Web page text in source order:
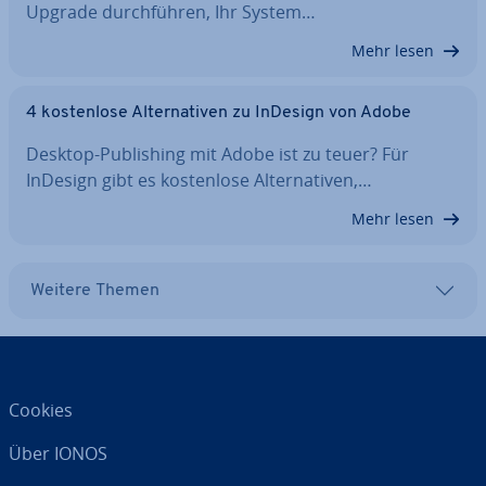
Upgrade durch­füh­ren, Ihr System…
Mehr lesen
4 kos­ten­lo­se Al­ter­na­ti­ven zu InDesign von Adobe
Desktop-Pu­bli­shing mit Adobe ist zu teuer? Für
InDesign gibt es kos­ten­lo­se Al­ter­na­ti­ven,…
Mehr lesen
Weitere Themen
Cookies
Über IONOS